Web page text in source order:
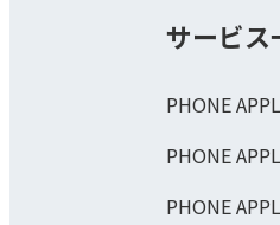
サービス
PHONE
PHONE
PHONE